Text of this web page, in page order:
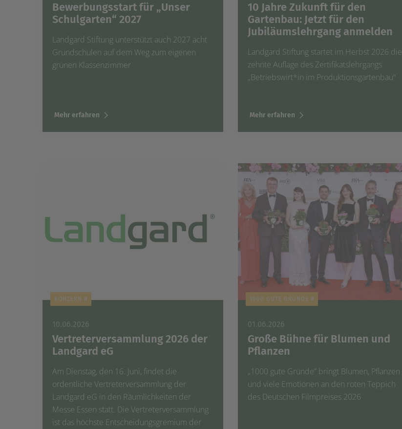
Bewerbungsstart für „Unser
Schulgarten“ 2027
Landgard Stiftung unterstützt auch 2027 acht
Grundschulen auf dem Weg zum eigenen
grünen Klassenzimmer
Mehr erfahren
10 Jahre Zukunft für den
Gartenbau: Jetzt für den
Jubiläumslehrgang anmelden
Landgard Stiftung startet im Herbst 2026 die
zehnte Auflage des Zertifikatslehrgangs
„Betriebswirt*in im Produktionsgartenbau“
Mehr erfahren
KONZERN #
10.06.2026
Vertreterversammlung 2026 der
Landgard eG
Am Dienstag, den 16. Juni, findet die
ordentliche Vertreterversammlung der
Landgard eG in den Räumlichkeiten der
Messe Essen statt. Die Vertreterversammlung
ist das höchste Entscheidungsgremium der
1000 GUTE GRÜNDE #
01.06.2026
Große Bühne für Blumen und
Pflanzen
„1000 gute Gründe“ bringt Blumen, Pflanzen
und viele Emotionen an den roten Teppich
des Deutschen Filmpreises 2026